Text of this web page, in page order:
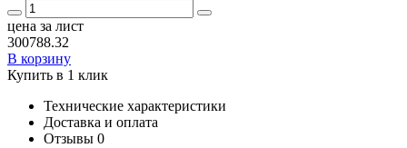
цена за лист
300788.32
В корзину
Купить в 1 клик
Технические характеристики
Доставка и оплата
Отзывы 0